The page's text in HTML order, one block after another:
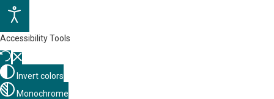
Accessibility Tools
Invert colors
Monochrome